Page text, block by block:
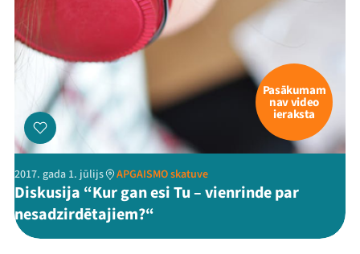
Pasākumam
nav video
ieraksta
2017. gada 1. jūlijs APGAISMO skatuve
Diskusija “Kur gan esi Tu – vienrinde par
nesadzirdētajiem?“